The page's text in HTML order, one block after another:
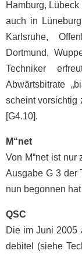
Hamburg,
auch in
Karlsruhe,
Dortmund,
Techniker
Abwärtsbitrate
scheint vorsichtig
[G4.10].
M“net
Von M“net ist nur
Ausgabe G 3 der
nun begonnen hat
QSC
Die im Juni 2005
debitel (siehe